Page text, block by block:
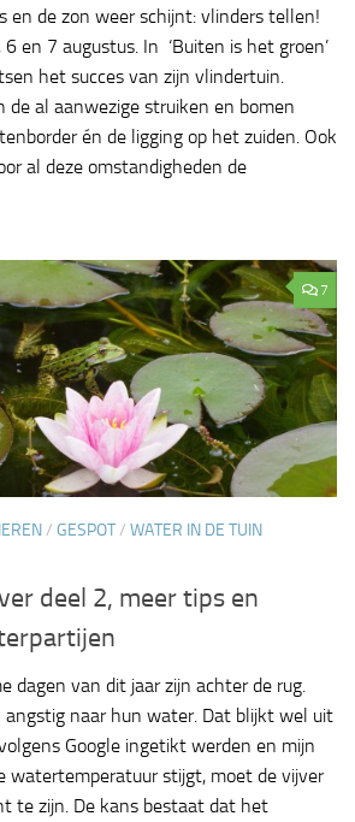
en de zon weer schijnt: vlinders tellen!
en 7 augustus. In ‘Buiten is het groen’
het succes van zijn vlindertuin.
de al aanwezige struiken en bomen
én de ligging op het zuiden. Ook
al deze omstandigheden de
7
/ GESPOT/ WATER IN DE TUIN
deel 2, meer tips en
dagen van dit jaar zijn achter de rug.
angstig naar hun water. Dat blijkt wel uit
Google ingetikt werden en mijn
watertemperatuur stijgt, moet de vijver
te zijn. De kans bestaat dat het